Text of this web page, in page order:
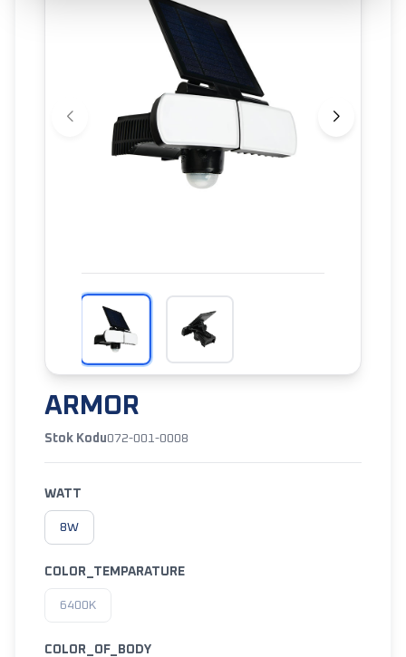
ARMOR
Stok Kodu072-001-0008
WATT
8W
COLOR_TEMPARATURE
6400K
COLOR_OF_BODY